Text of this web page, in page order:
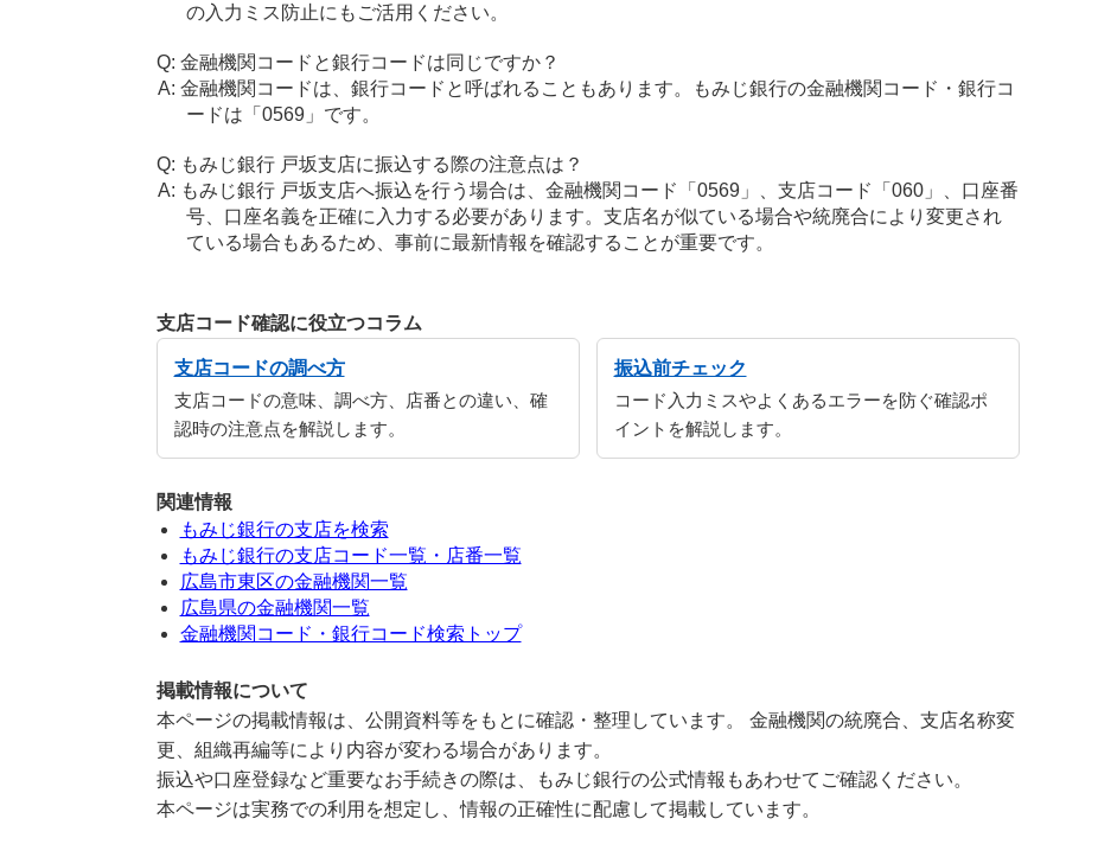
の入力ミス防止にもご活用ください。
金融機関コードと銀行コードは同じですか？
金融機関コードは、銀行コードと呼ばれることもあります。もみじ銀行の金融機関コード・銀行コ
ードは「0569」です。
もみじ銀行 戸坂支店に振込する際の注意点は？
もみじ銀行 戸坂支店へ振込を行う場合は、金融機関コード「0569」、支店コード「060」、口座番
号、口座名義を正確に入力する必要があります。支店名が似ている場合や統廃合により変更され
ている場合もあるため、事前に最新情報を確認することが重要です。
支店コード確認に役立つコラム
支店コードの調べ方
支店コードの意味、調べ方、店番との違い、確
認時の注意点を解説します。
振込前チェック
コード入力ミスやよくあるエラーを防ぐ確認ポ
イントを解説します。
関連情報
もみじ銀行の支店を検索
もみじ銀行の支店コード一覧・店番一覧
広島市東区の金融機関一覧
広島県の金融機関一覧
金融機関コード・銀行コード検索トップ
掲載情報について
本ページの掲載情報は、公開資料等をもとに確認・整理しています。 金融機関の統廃合、支店名称変
更、組織再編等により内容が変わる場合があります。
振込や口座登録など重要なお手続きの際は、もみじ銀行の公式情報もあわせてご確認ください。
本ページは実務での利用を想定し、情報の正確性に配慮して掲載しています。